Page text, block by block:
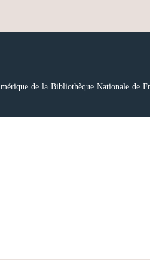
de la Bibliothèque Nationale